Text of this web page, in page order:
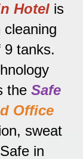
Hotel is
9 tanks.
the Safe
Office
sweat
in